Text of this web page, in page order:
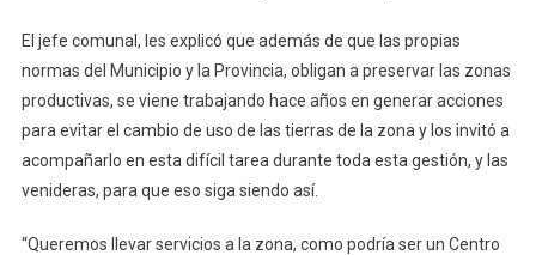
El jefe comunal, les explicó que además de que las propias
normas del Municipio y la Provincia, obligan a preservar las zonas
productivas, se viene trabajando hace años en generar acciones
para evitar el cambio de uso de las tierras de la zona y los invitó a
acompañarlo en esta difícil tarea durante toda esta gestión, y las
venideras, para que eso siga siendo así.
“Queremos llevar servicios a la zona, como podría ser un Centro